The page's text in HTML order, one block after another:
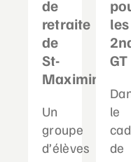
de
retraite
de
St-
Maximin
Un
groupe
d’élèves
les
GT
le
de